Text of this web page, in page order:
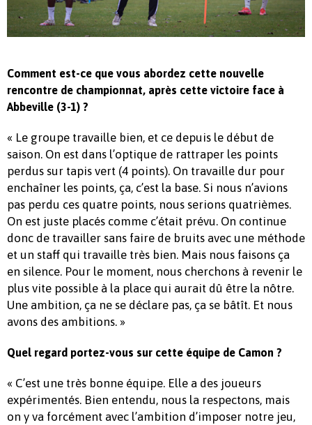
Comment est-ce que vous abordez cette nouvelle
rencontre de championnat, après cette victoire face à
Abbeville (3-1) ?
« Le groupe travaille bien, et ce depuis le début de
saison. On est dans l’optique de rattraper les points
perdus sur tapis vert (4 points). On travaille dur pour
enchaîner les points, ça, c’est la base. Si nous n’avions
pas perdu ces quatre points, nous serions quatrièmes.
On est juste placés comme c’était prévu. On continue
donc de travailler sans faire de bruits avec une méthode
et un staff qui travaille très bien. Mais nous faisons ça
en silence. Pour le moment, nous cherchons à revenir le
plus vite possible à la place qui aurait dû être la nôtre.
Une ambition, ça ne se déclare pas, ça se bâtît. Et nous
avons des ambitions. »
Quel regard portez-vous sur cette équipe de Camon ?
« C’est une très bonne équipe. Elle a des joueurs
expérimentés. Bien entendu, nous la respectons, mais
on y va forcément avec l’ambition d’imposer notre jeu,